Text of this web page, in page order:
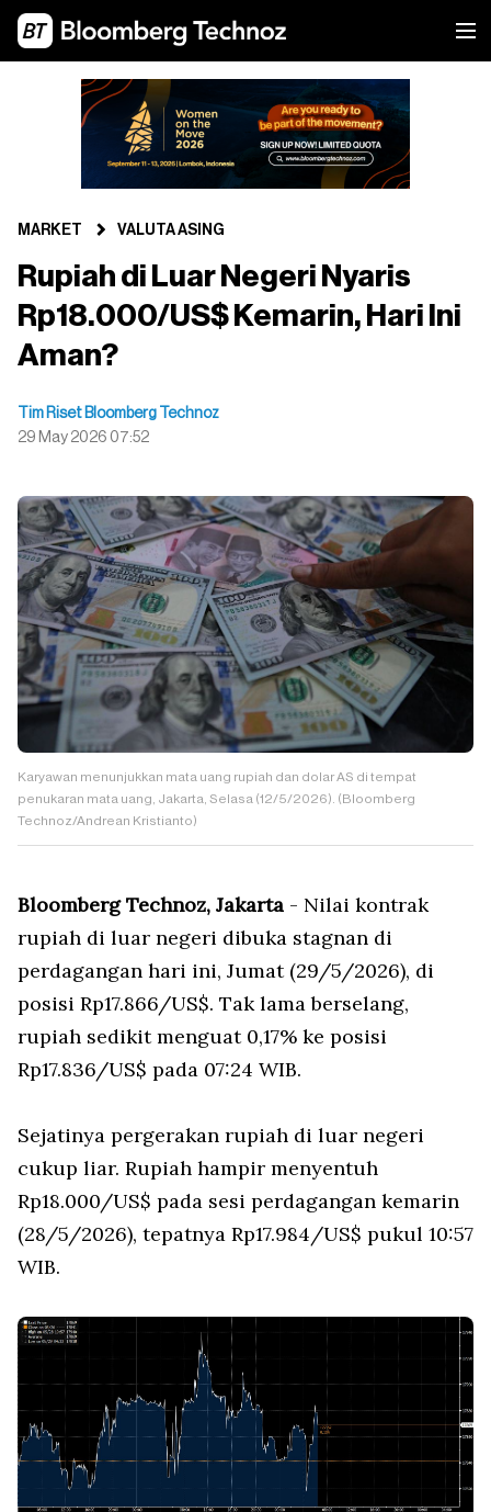
MARKET VALUTA ASING
Rupiah di Luar Negeri Nyaris
Rp18.000/US$ Kemarin, Hari Ini
Aman?
Tim Riset Bloomberg Technoz
29 May 2026 07:52
Karyawan menunjukkan mata uang rupiah dan dolar AS di tempat
penukaran mata uang, Jakarta, Selasa (12/5/2026). (Bloomberg
Technoz/Andrean Kristianto)
Bloomberg Technoz, Jakarta - Nilai kontrak
rupiah di luar negeri dibuka stagnan di
perdagangan hari ini, Jumat (29/5/2026), di
posisi Rp17.866/US$. Tak lama berselang,
rupiah sedikit menguat 0,17% ke posisi
Rp17.836/US$ pada 07:24 WIB.
Sejatinya pergerakan rupiah di luar negeri
cukup liar. Rupiah hampir menyentuh
Rp18.000/US$ pada sesi perdagangan kemarin
(28/5/2026), tepatnya Rp17.984/US$ pukul 10:57
WIB.